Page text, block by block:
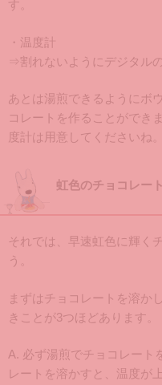
す。
・温度計
⇒割れないようにデジタル
あとは湯煎できるようにボ
コレートを作ることができ
度計は用意してくださいね。
虹色のチョコレー
それでは、早速虹色に輝く
う。
まずはチョコレートを溶か
きことが3つほどあります。
A. 必ず湯煎でチョコレート
レートを溶かすと、温度が